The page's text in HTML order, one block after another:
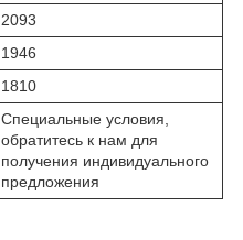
2093
1946
1810
Специальные условия,
обратитесь к нам для
получения индивидуального
предложения